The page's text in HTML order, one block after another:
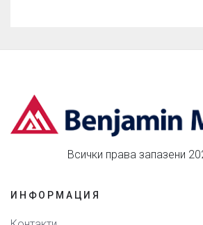
Всички права запазени
ИНФОРМАЦИЯ